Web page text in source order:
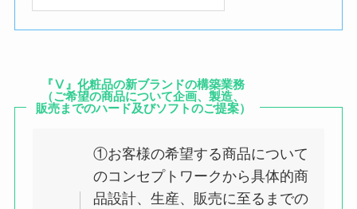
『Ⅴ』化粧品の新ブランドの構築業務
（ご希望の商品について企画、製造、
販売までのハード及びソフトのご提案）
①お客様の希望する商品について
のコンセプトワークから具体的商
品設計、生産、販売に至るまでの